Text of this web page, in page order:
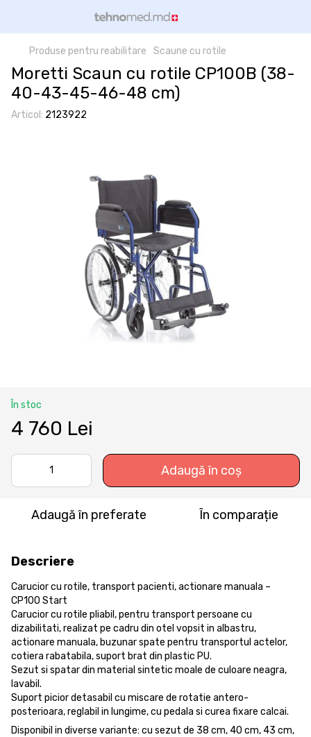
Produse pentru reabilitare Scaune cu rotile
Moretti Scaun cu rotile CP100B (38-
40-43-45-46-48 cm)
Articol: 2123922
În stoc
4 760 Lei
Adaugă în coș
Adaugă în preferate În comparație
Descriere
Carucior cu rotile, transport pacienti, actionare manuala –
CP100 Start
Carucior cu rotile pliabil, pentru transport persoane cu
dizabilitati, realizat pe cadru din otel vopsit in albastru,
actionare manuala, buzunar spate pentru transportul actelor,
cotiera rabatabila, suport brat din plastic PU.
Sezut si spatar din material sintetic moale de culoare neagra,
lavabil.
Suport picior detasabil cu miscare de rotatie antero-
posterioara, reglabil in lungime, cu pedala si curea fixare calcai.
Disponibil in diverse variante: cu sezut de 38 cm, 40 cm, 43 cm,